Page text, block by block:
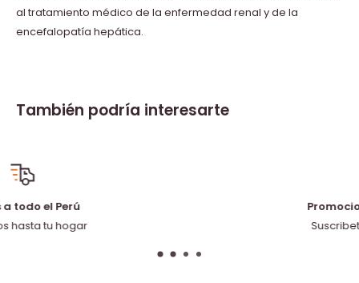
al tratamiento médico de la enfermedad renal y de la
encefalopatía hepática.
También podría interesarte
Promociones y Descuentos